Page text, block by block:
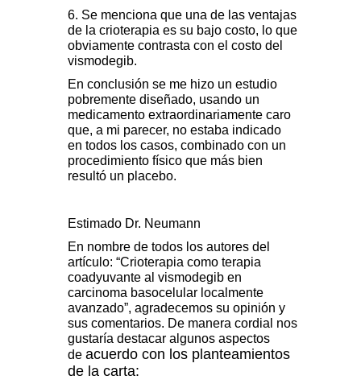
6. Se menciona que una de las ventajas
de la crioterapia es su bajo costo, lo que
obviamente contrasta con el costo del
vismodegib.
En conclusión se me hizo un estudio
pobremente diseñado, usando un
medicamento extraordinariamente caro
que, a mi parecer, no estaba indicado
en todos los casos, combinado con un
procedimiento físico que más bien
resultó un placebo.
Estimado Dr. Neumann
En nombre de todos los autores del
artículo: “Crioterapia como terapia
coadyuvante al vismodegib en
carcinoma basocelular localmente
avanzado”, agradecemos su opinión y
sus comentarios. De manera cordial nos
gustaría destacar algunos aspectos
de acuerdo con los planteamientos
de la carta: